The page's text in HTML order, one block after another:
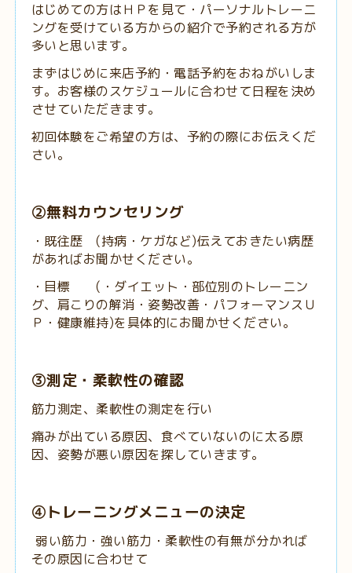
はじめての方はＨＰを見て・パーソナルトレーニ
ングを受けている方からの紹介で予約される方が
多いと思います。
まずはじめに来店予約・電話予約をおねがいしま
す。お客様のスケジュールに合わせて日程を決め
させていただきます。
初回体験をご希望の方は、予約の際にお伝えくだ
さい。
②無料カウンセリング
・既往歴 (持病・ケガなど)伝えておきたい病歴
があればお聞かせください。
・目標 (・ダイエット・部位別のトレーニン
グ、肩こりの解消・姿勢改善・パフォーマンスＵ
Ｐ・健康維持)を具体的にお聞かせください。
③測定・柔軟性の確認
筋力測定、柔軟性の測定を行い
痛みが出ている原因、食べていないのに太る原
因、姿勢が悪い原因を探していきます。
④トレーニングメニューの決定
弱い筋力・強い筋力・柔軟性の有無が分かれば
その原因に合わせて